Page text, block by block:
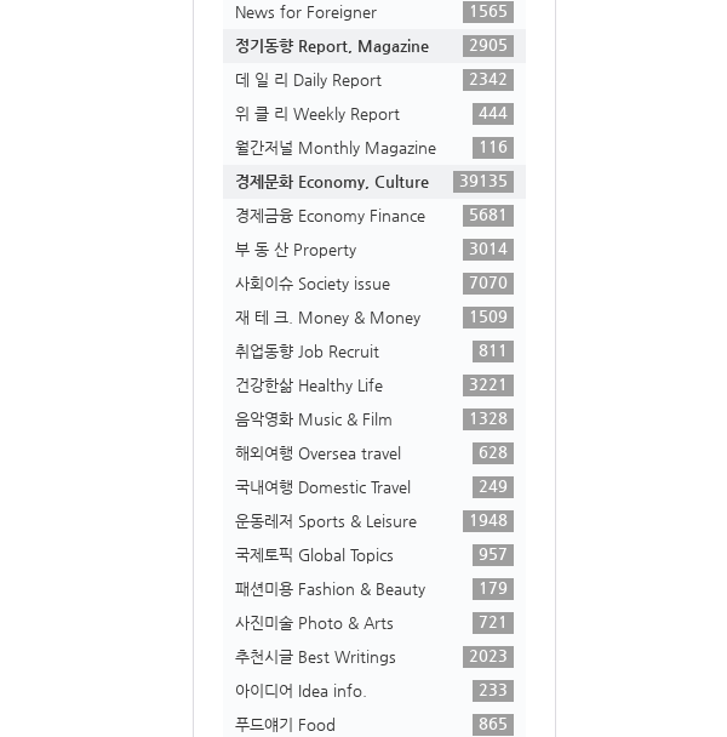
News for Foreigner
1565
정기동향 Report, Magazine
2905
데 일 리 Daily Report
2342
위 클 리 Weekly Report
444
월간저널 Monthly Magazine
116
경제문화 Economy, Culture
39135
경제금융 Economy Finance
5681
부 동 산 Property
3014
사회이슈 Society issue
7070
재 테 크. Money & Money
1509
취업동향 Job Recruit
811
건강한삶 Healthy Life
3221
음악영화 Music & Film
1328
해외여행 Oversea travel
628
국내여행 Domestic Travel
249
운동레저 Sports & Leisure
1948
국제토픽 Global Topics
957
패션미용 Fashion & Beauty
179
사진미술 Photo & Arts
721
추천시글 Best Writings
2023
아이디어 Idea info.
233
푸드얘기 Food
865